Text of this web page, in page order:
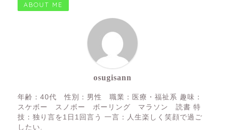
ABOUT ME
osugisann
年齢：40代 性別：男性 職業：医療・福祉系 趣味：
スケボー スノボー ボーリング マラソン 読書 特
技：独り言を1日1回言う 一言：人生楽しく笑顔で過ご
したい.